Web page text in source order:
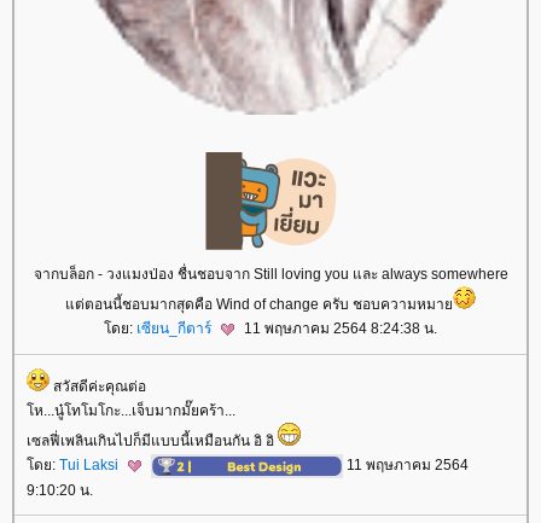
จากบล็อก - วงแมงป่อง ชื่นชอบจาก Still loving you และ always somewhere
ต่ตอนนี้ชอบมากสุดคือ Wind of change ครับ ชอบความหมา
ดย: เซียน_กีตาร์ 11 พฤษภาคม 2564 8:24:38 น.
สวัสดีค่ะคุณต่อ
ห...นู๋โทโมโกะ...เจ็บมากมั๊ยคร้า...
เซลฟี่เพลินเกินไปก็มีแบบนี้เหมือนกัน อิ อิ
ดย: Tui Laksi
11 พฤษภาคม 2564
9:10:20 น.